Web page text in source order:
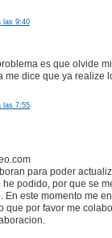
las 9:40
es que olvide
me dice que ya realize
las 7:55
para poder
he podido, por que se
En este momento me
que por favor me